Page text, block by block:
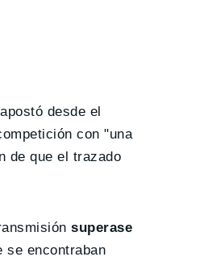
desde el
con "una
de que el trazado
superase
se encontraban